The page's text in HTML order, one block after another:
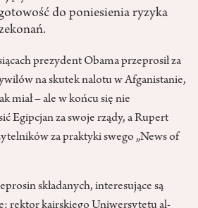
do poniesienia ryzyka
prezydent Obama przeprosił za
na skutek nalotu w Afganistanie,
miał – ale w końcu się nie
Egipcjan za swoje rządy, a Rupert
za praktyki swego „News of
składanych, interesujące są